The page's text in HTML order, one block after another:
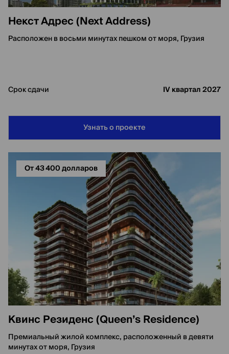
Некст Адрес (Next Address)
Расположен в восьми минутах пешком от моря, Грузия
Срок сдачи IV квартал 2027
Узнать о проекте
От 43 400 долларов
Квинс Резиденс (Queen’s Residence)
Премиальный жилой комплекс, расположенный в девяти
минутах от моря, Грузия